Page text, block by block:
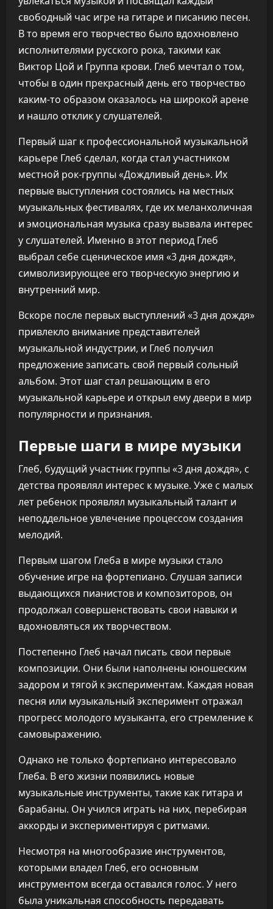
свободный час игре на гитаре и писанию песен.
В то время его творчество было вдохновлено
исполнителями русского рока, такими как
Виктор Цой и Группа крови. Глеб мечтал о том,
чтобы в один прекрасный день его творчество
каким-то образом оказалось на широкой арене
и нашло отклик у слушателей.
Первый шаг к профессиональной музыкальной
карьере Глеб сделал, когда стал участником
местной рок-группы «Дождливый день». Их
первые выступления состоялись на местных
музыкальных фестивалях, где их меланхоличная
и эмоциональная музыка сразу вызвала интерес
у слушателей. Именно в этот период Глеб
выбрал себе сценическое имя «3 дня дождя»,
символизирующее его творческую энергию и
внутренний мир.
Вскоре после первых выступлений «3 дня дождя»
привлекло внимание представителей
музыкальной индустрии, и Глеб получил
предложение записать свой первый сольный
альбом. Этот шаг стал решающим в его
музыкальной карьере и открыл ему двери в мир
популярности и признания.
Первые шаги в мире музыки
Глеб, будущий участник группы «3 дня дождя», с
детства проявлял интерес к музыке. Уже с малых
лет ребенок проявлял музыкальный талант и
неподдельное увлечение процессом создания
мелодий.
Первым шагом Глеба в мире музыки стало
обучение игре на фортепиано. Слушая записи
выдающихся пианистов и композиторов, он
продолжал совершенствовать свои навыки и
вдохновляться их творчеством.
Постепенно Глеб начал писать свои первые
композиции. Они были наполнены юношеским
задором и тягой к экспериментам. Каждая новая
песня или музыкальный эксперимент отражал
прогресс молодого музыканта, его стремление к
самовыражению.
Однако не только фортепиано интересовало
Глеба. В его жизни появились новые
музыкальные инструменты, такие как гитара и
барабаны. Он учился играть на них, перебирая
аккорды и экспериментируя с ритмами.
Несмотря на многообразие инструментов,
которыми владел Глеб, его основным
инструментом всегда оставался голос. У него
была уникальная способность передавать